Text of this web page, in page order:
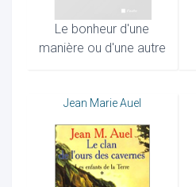
Le bonheur d'une
manière ou d'une autre
Jean Marie Auel